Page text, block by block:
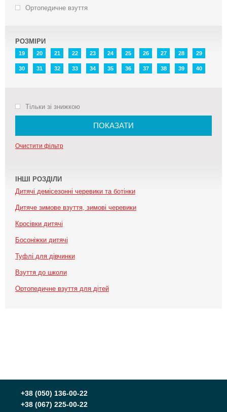
Ортопедичне взуття
РОЗМІРИ
19 20 21 22 23 24 25 26 27 28 29
30 31 32 33 34 35 36 37 38 39 40
Тільки зі знижкою
ПОКАЗАТИ
Очистити фільтр
ІНШІ РОЗДІЛИ
Дитячі демісезонні черевики та ботінки
Дитяче зимове взуття, зимові черевики
Кросівки дитячі
Босоніжки дитячі
Туфлі для дівчинки
Взуття до школи
Ортопедичне взуття для дітей
+38 (050) 136-00-22
+38 (067) 225-00-22